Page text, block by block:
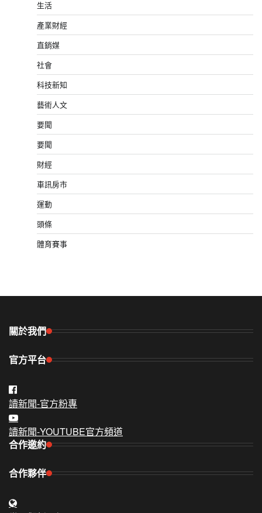
生活
產業財經
直銷媒
社會
科技新知
藝術人文
要聞
要聞
財經
車訊房市
運動
頭條
體育賽事
關於我們
官方平台
讀新聞-官方粉專
讀新聞-YOUTUBE官方頻道
合作邀約
合作夥伴